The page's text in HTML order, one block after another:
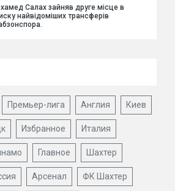
Салах зайняв друге місце в
найвідоміших трансферів
Премьер-лига Англия Киев
Избранное Италия
Главное Шахтер
Арсенал ФК Шахтер